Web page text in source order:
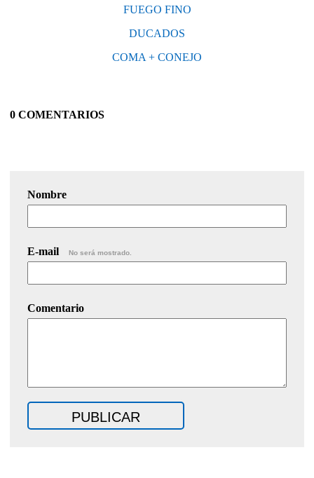
FUEGO FINO
DUCADOS
COMA + CONEJO
0 COMENTARIOS
Nombre
E-mail No será mostrado.
Comentario